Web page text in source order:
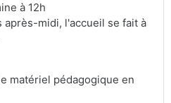
à 12h
midi, l'accueil se fait à
matériel pédagogique en